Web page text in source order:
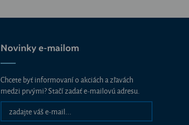
Novinky e-mailom
Chcete byť informovaní o akciách a zľavách
medzi prvými? Stačí zadať e-mailovú adresu.